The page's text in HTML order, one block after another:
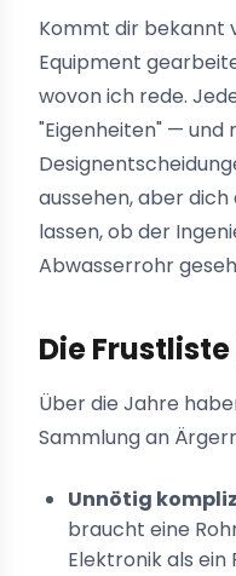
Kommt dir bekannt
Equipment
wovon ich rede.
"Eigenheiten" — und
aussehen, aber
lassen, ob der
Abwasserrohr
Die
Über die Jahre
Sammlung an
Unnötig
braucht eine
Elektronik als ein